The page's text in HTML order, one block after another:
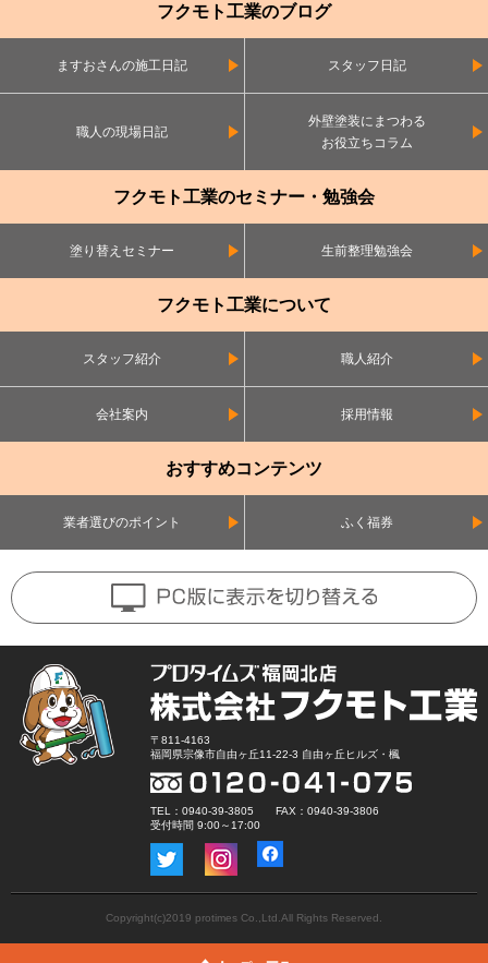
フクモト工業のブログ
ますおさんの施工日記 スタッフ日記
職人の現場日記
外壁塗装にまつわる
お役立ちコラム
フクモト工業のセミナー・勉強会
塗り替えセミナー 生前整理勉強会
フクモト工業について
スタッフ紹介 職人紹介
会社案内 採用情報
おすすめコンテンツ
業者選びのポイント ふく福券
〒811-4163
福岡県宗像市自由ヶ丘11-22-3 自由ヶ丘ヒルズ・楓
TEL：0940-39-3805 FAX：0940-39-3806
受付時間 9:00～17:00
Copyright(c)2019 protimes Co.,Ltd.All Rights Reserved.